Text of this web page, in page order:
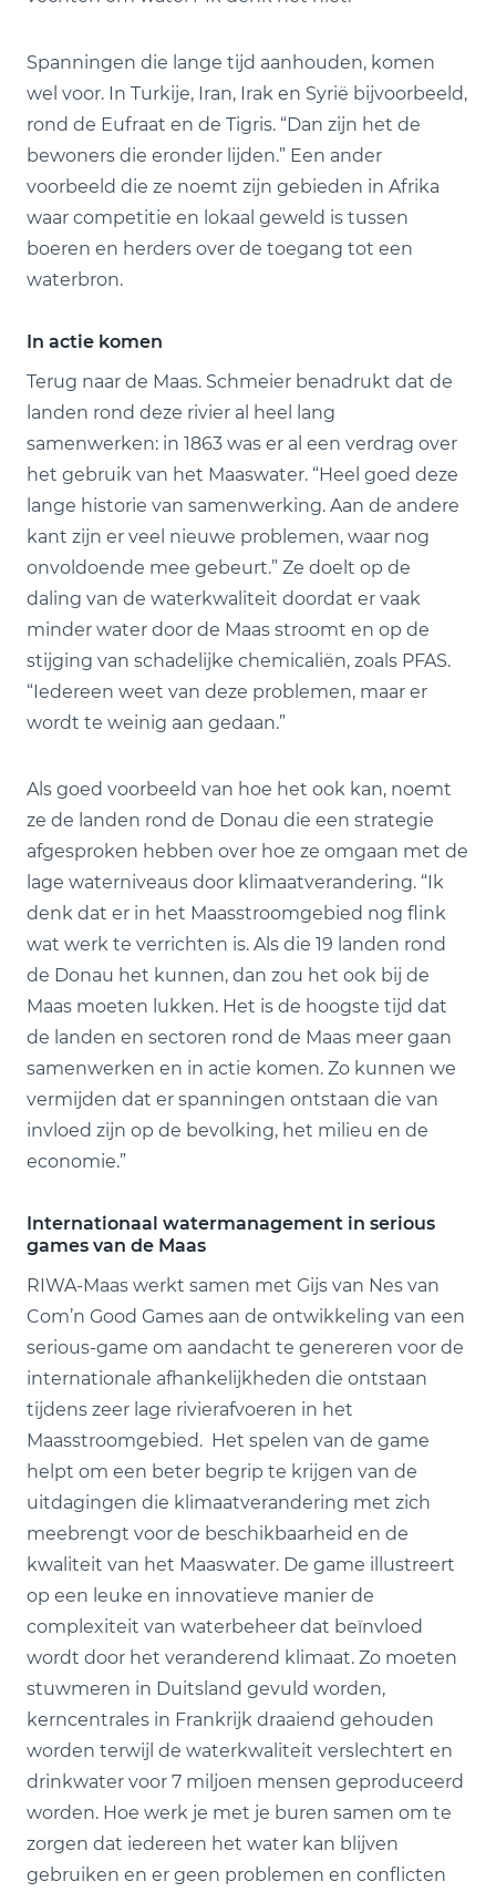
Spanningen die lange tijd aanhouden, komen
wel voor. In Turkije, Iran, Irak en Syrië bijvoorbeeld,
rond de Eufraat en de Tigris. “Dan zijn het de
bewoners die eronder lijden.” Een ander
voorbeeld die ze noemt zijn gebieden in Afrika
waar competitie en lokaal geweld is tussen
boeren en herders over de toegang tot een
waterbron.
In actie komen
Terug naar de Maas. Schmeier benadrukt dat de
landen rond deze rivier al heel lang
samenwerken: in 1863 was er al een verdrag over
het gebruik van het Maaswater. “Heel goed deze
lange historie van samenwerking. Aan de andere
kant zijn er veel nieuwe problemen, waar nog
onvoldoende mee gebeurt.” Ze doelt op de
daling van de waterkwaliteit doordat er vaak
minder water door de Maas stroomt en op de
stijging van schadelijke chemicaliën, zoals PFAS.
“Iedereen weet van deze problemen, maar er
wordt te weinig aan gedaan.”
Als goed voorbeeld van hoe het ook kan, noemt
ze de landen rond de Donau die een strategie
afgesproken hebben over hoe ze omgaan met de
lage waterniveaus door klimaatverandering. “Ik
denk dat er in het Maasstroomgebied nog flink
wat werk te verrichten is. Als die 19 landen rond
de Donau het kunnen, dan zou het ook bij de
Maas moeten lukken. Het is de hoogste tijd dat
de landen en sectoren rond de Maas meer gaan
samenwerken en in actie komen. Zo kunnen we
vermijden dat er spanningen ontstaan die van
invloed zijn op de bevolking, het milieu en de
economie.”
Internationaal watermanagement in serious
games van de Maas
RIWA-Maas werkt samen met Gijs van Nes van
Com’n Good Games aan de ontwikkeling van een
serious-game om aandacht te genereren voor de
internationale afhankelijkheden die ontstaan
tijdens zeer lage rivierafvoeren in het
Maasstroomgebied. Het spelen van de game
helpt om een beter begrip te krijgen van de
uitdagingen die klimaatverandering met zich
meebrengt voor de beschikbaarheid en de
kwaliteit van het Maaswater. De game illustreert
op een leuke en innovatieve manier de
complexiteit van waterbeheer dat beïnvloed
wordt door het veranderend klimaat. Zo moeten
stuwmeren in Duitsland gevuld worden,
kerncentrales in Frankrijk draaiend gehouden
worden terwijl de waterkwaliteit verslechtert en
drinkwater voor 7 miljoen mensen geproduceerd
worden. Hoe werk je met je buren samen om te
zorgen dat iedereen het water kan blijven
gebruiken en er geen problemen en conflicten